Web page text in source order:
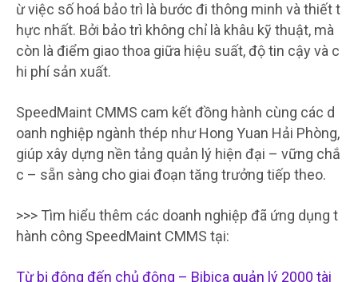
ừ việc số hoá bảo trì là bước đi thông minh và thiết t
hực nhất. Bởi bảo trì không chỉ là khâu kỹ thuật, mà
còn là điểm giao thoa giữa hiệu suất, độ tin cậy và c
hi phí sản xuất.
SpeedMaint CMMS cam kết đồng hành cùng các d
oanh nghiệp ngành thép như Hong Yuan Hải Phòng,
giúp xây dựng nền tảng quản lý hiện đại – vững chắ
c – sẵn sàng cho giai đoạn tăng trưởng tiếp theo.
>>> Tìm hiểu thêm các doanh nghiệp đã ứng dụng t
hành công SpeedMaint CMMS tại:
Từ bị động đến chủ động – Bibica quản lý 2000 tài